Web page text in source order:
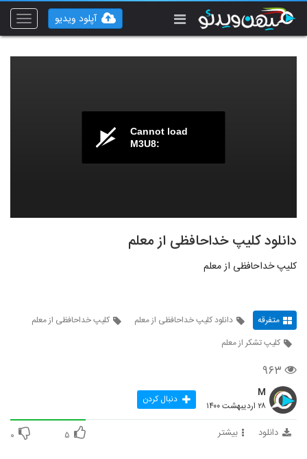
Toggle
آپلود ویدیو
Cannot load
M3U8:
دانلود کلیپ خداحافظی از معلم
کلیپ خداحافظی از معلم
متفرقه دانلود کلیپ خداحافظی از معلم
کلیپ خداحافظی از معلم
کلیپ تشکر از معلم
۹۶۳
M
۲۸ اردیبهشت ۱۴۰۰ دنبال کردن
دانلود بیشتر ۵ ۰